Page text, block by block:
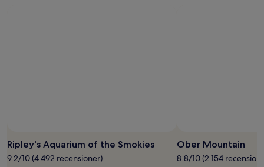
Ripley's Aquarium of the Smokies
9.2/10 (4 492 recensioner)
Ober Mountain
8.8/10 (2 154